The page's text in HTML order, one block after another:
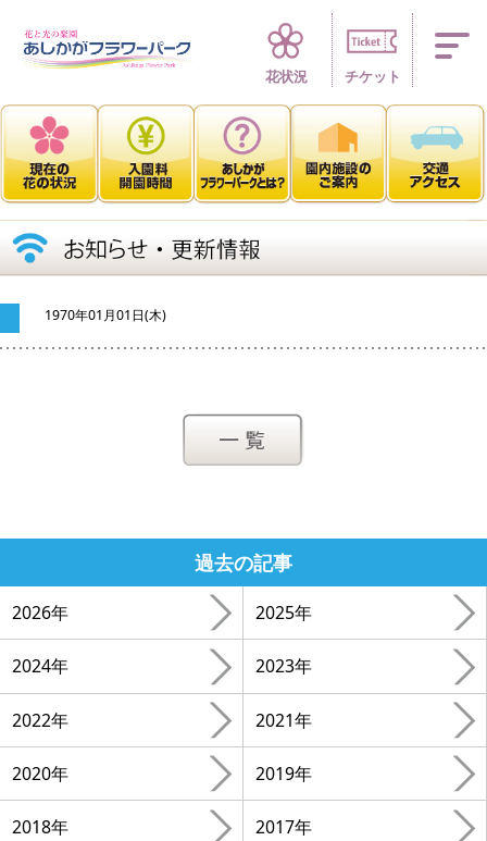
四季折々 花の
花状況 チケット
1970年01月01日(木)
過去の記事
2026年 2025年
2024年 2023年
2022年 2021年
2020年 2019年
2018年 2017年